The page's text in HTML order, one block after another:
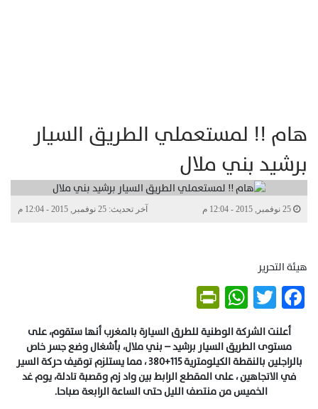
هام !! لمستعملي الطريق السيار
برشيد بني ملال
آخر تحديث: 25 نوفمبر, 2015 - 12:04 م
هيئة التحرير
Facebook
Twitter
WhatsApp
أعلنت الشركة الوطنية للطرق السيارة بالمغرب أنها ستقوم، على
مستوى الطريق السيار برشيد – بني ملال، بأشغال وضع جسر خاص
بالراجلين بالنقطة الكيلومترية 115+380 ، مما يستلزم توقيف حركة السير
في الاتجاهين ، على المقطع الرابط بين واد زم وقصبة تادلة، يوم غد
الخميس من منتصف الليل حتى الساعة الرابعة صباحا.